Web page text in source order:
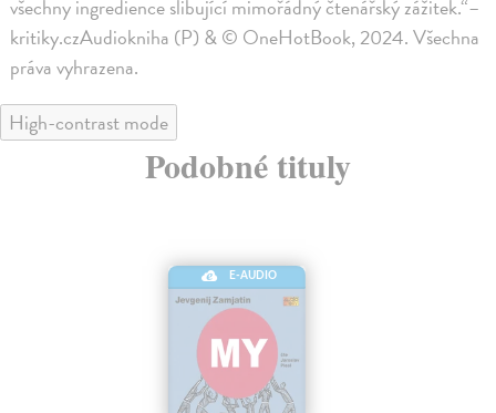
všechny ingredience slibující mimořádný čtenářský zážitek.“–
kritiky.czAudiokniha (P) & © OneHotBook, 2024. Všechna
práva vyhrazena.
High-contrast mode
Podobné tituly
E-AUDIO